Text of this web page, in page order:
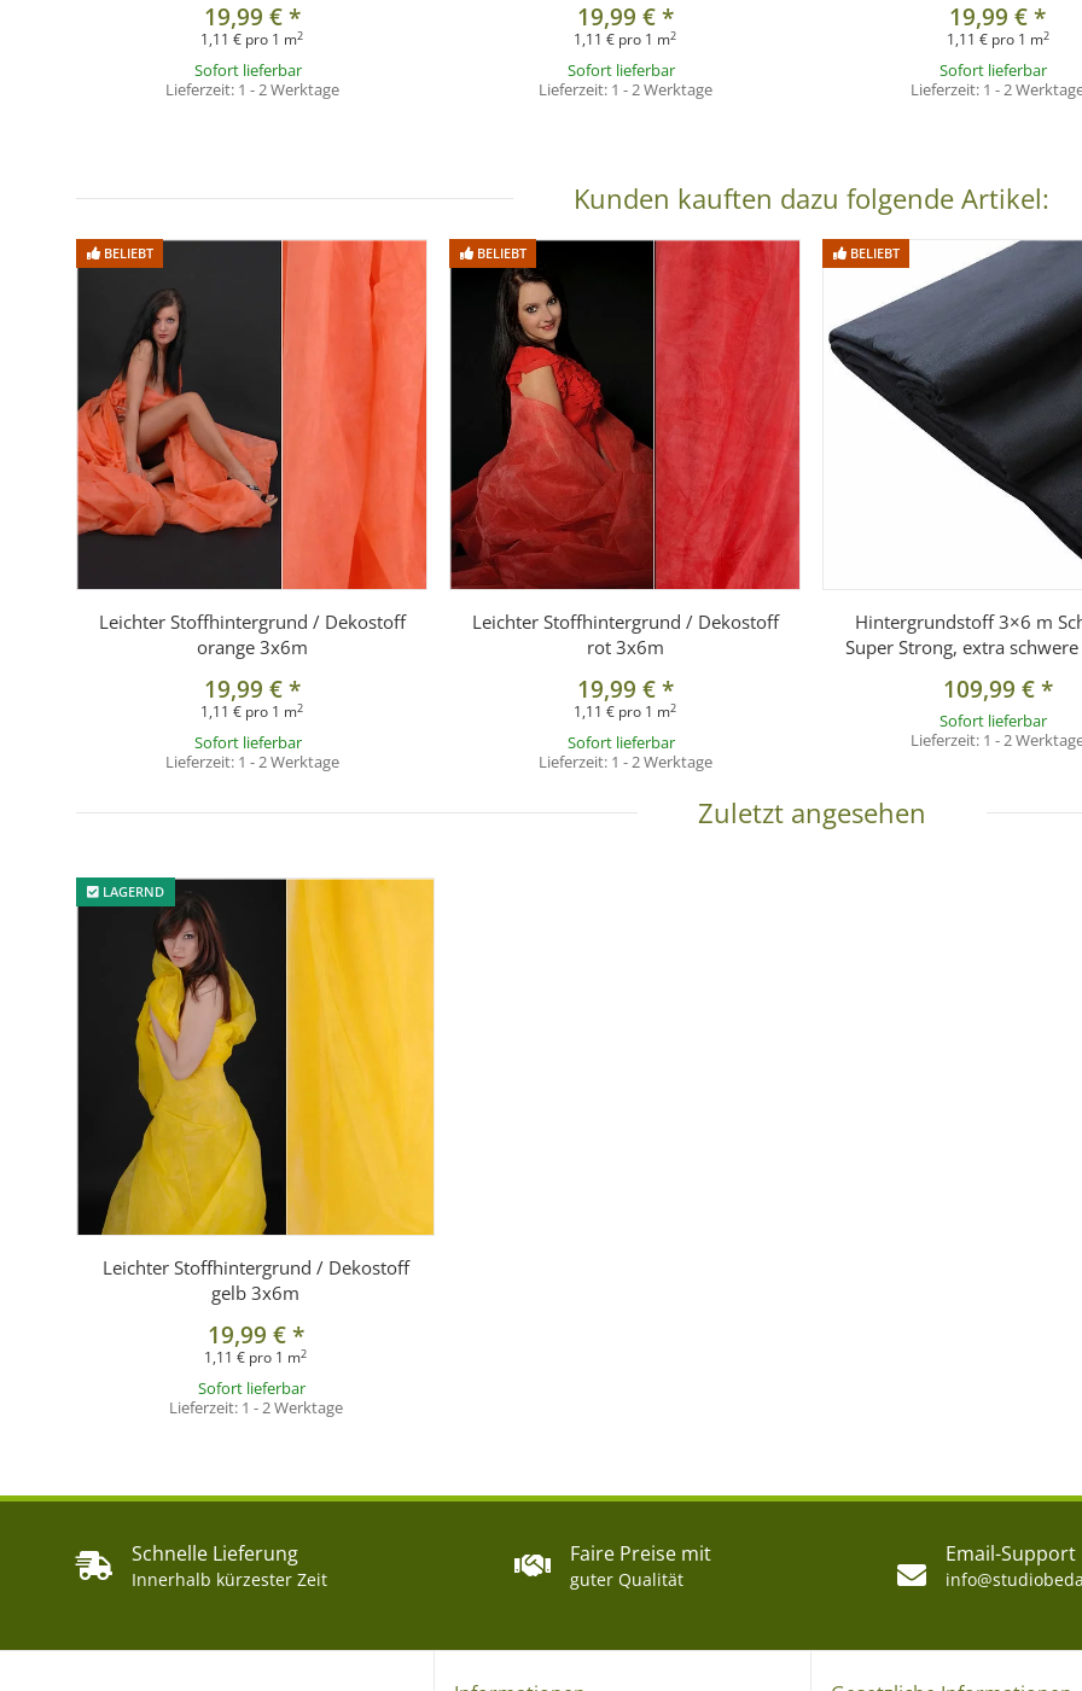
19,99 €*
1,11 € pro 1 m2
Sofort lieferbar
Lieferzeit: 1 - 2 Werktage
19,99 €*
1,11 € pro 1 m2
Sofort lieferbar
Lieferzeit: 1 - 2 Werktage
19,99 €*
1,11 € pro 1 m2
Sofort lieferbar
Lieferzeit: 1 - 2
Kunden kauften dazu folgende Artikel:
BELIEBT
Leichter Stoffhintergrund / Dekostoff
orange 3x6m
19,99 €*
1,11 € pro 1 m2
Sofort lieferbar
Lieferzeit: 1 - 2 Werktage
BELIEBT
Leichter Stoffhintergrund / Dekostoff
rot 3x6m
19,99 €*
1,11 € pro 1 m2
Sofort lieferbar
Lieferzeit: 1 - 2 Werktage
BELIEBT
Hintergrundstoff 3×6 m
Super Strong, extra
109,99 €*
Sofort lieferbar
Lieferzeit: 1 - 2
Zuletzt angesehen
LAGERND
Leichter Stoffhintergrund / Dekostoff
gelb 3x6m
19,99 €*
1,11 € pro 1 m2
Sofort lieferbar
Lieferzeit: 1 - 2 Werktage
Schnelle Lieferung
Innerhalb kürzester Zeit
Faire Preise mit
guter Qualität
Email-Support